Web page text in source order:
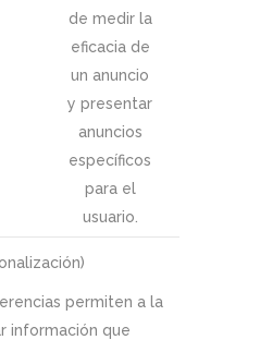
de medir la
eficacia de
un anuncio
y presentar
anuncios
específicos
para el
usuario.
permiten a la
información que